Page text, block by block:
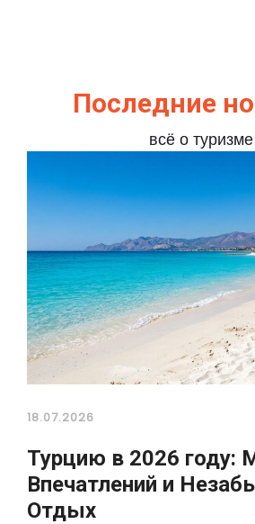
Последние
всё о туризме
18.07.2026
Турцию в 2026 году:
Впечатлений и
Отдых